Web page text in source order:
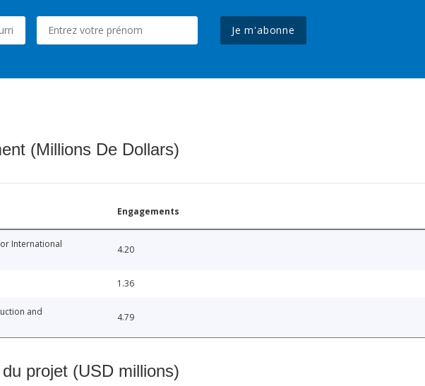
Je m'abonne
(Millions De Dollars)
Engagements
International
4.20
1.36
and
4.79
projet (USD millions)